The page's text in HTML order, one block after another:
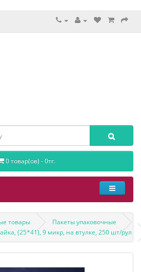
0 товар(ов) - 0тг.
товары
Пакеты упаковочные
(25*41), 9 микр, на втулке, 250 шт/рул